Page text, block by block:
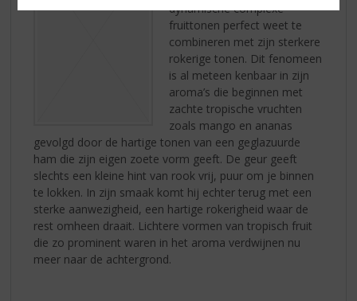
dynamische complexe
fruittonen perfect weet te
combineren met zijn sterkere
rokerige tonen. Dit fenomeen
is al meteen kenbaar in zijn
aroma’s die beginnen met
zachte tropische vruchten
zoals mango en ananas
gevolgd door de hartige tonen van een geglazuurde
ham die zijn eigen zoete vorm geeft. De geur geeft
slechts een kleine hint van rook vrij, puur om je binnen
te lokken. In zijn smaak komt hij echter terug met een
sterke aanwezigheid, een hartige rokerigheid waar de
rest omheen draait. Lichtere vormen van tropisch fruit
die zo prominent waren in het aroma verdwijnen nu
meer naar de achtergrond.